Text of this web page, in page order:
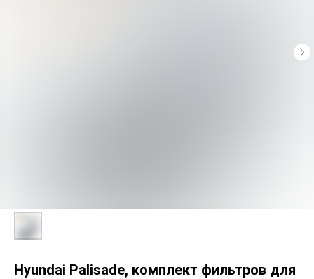
Hyundai Palisade, комплект фильтров для